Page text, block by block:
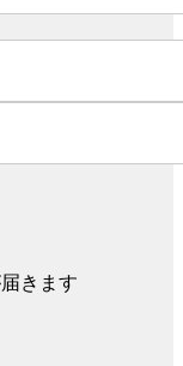
きます